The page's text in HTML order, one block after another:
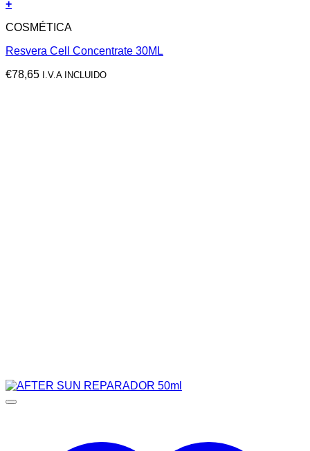
+
COSMÉTICA
Resvera Cell Concentrate 30ML
€78,65 I.V.A INCLUIDO